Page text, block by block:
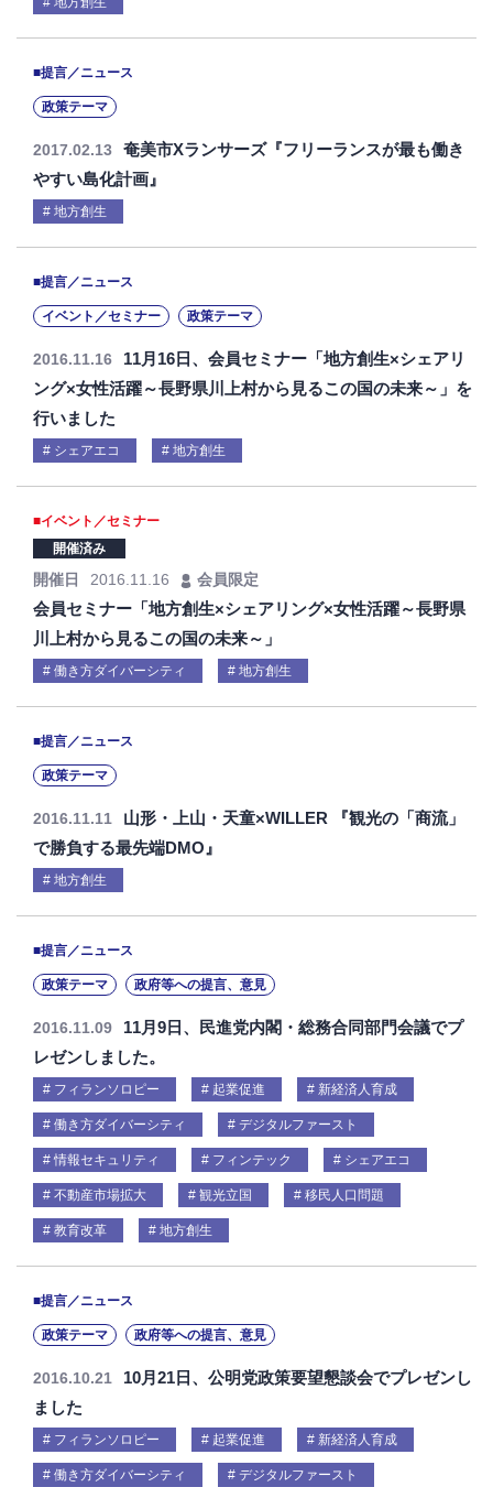
■提言／ニュース
政策テーマ
2017.02.13
奄美市Xランサーズ『フリーランスが最も働き
やすい島化計画』
地方創生
■提言／ニュース
イベント／セミナー 政策テーマ
2016.11.16
11月16日、会員セミナー「地方創生×シェアリ
ング×女性活躍～長野県川上村から見るこの国の未来～」を
行いました
シェアエコ 地方創生
■イベント／セミナー
開催済み
開催日 2016.11.16 会員限定
会員セミナー「地方創生×シェアリング×女性活躍～長野県
川上村から見るこの国の未来～」
働き方ダイバーシティ 地方創生
■提言／ニュース
政策テーマ
2016.11.11
山形・上山・天童×WILLER 『観光の「商流」
で勝負する最先端DMO』
地方創生
■提言／ニュース
政策テーマ 政府等への提言、意見
2016.11.09
11月9日、民進党内閣・総務合同部門会議でプ
レゼンしました。
フィランソロピー 起業促進 新経済人育成
働き方ダイバーシティ デジタルファースト
情報セキュリティ フィンテック シェアエコ
不動産市場拡大 観光立国 移民人口問題
教育改革 地方創生
■提言／ニュース
政策テーマ 政府等への提言、意見
2016.10.21
10月21日、公明党政策要望懇談会でプレゼンし
ました
フィランソロピー 起業促進 新経済人育成
働き方ダイバーシティ デジタルファースト